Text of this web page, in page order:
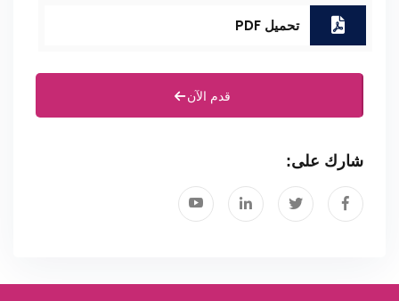
تحميل PDF
قدم الآن
شارك على: